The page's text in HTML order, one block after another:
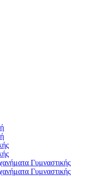
Γυμναστικής
Γυμναστικής